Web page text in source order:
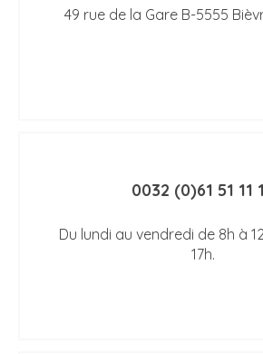
49 rue de la Gare B-5555
0032 (0)61 51 11
Du lundi au vendredi de 8h à
17h.